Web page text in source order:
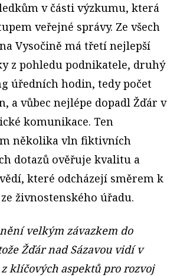
v části výzkumu, která
veřejné správy. Ze všech
Vysočině má třetí nejlepší
z pohledu podnikatele, druhý
úředních hodin, tedy počet
a vůbec nejlépe dopadl Žďár v
komunikace. Ten
několika vln fiktivních
dotazů ověřuje kvalitu a
které odcházejí směrem k
živnostenského úřadu.
velkým závazkem do
Žďár nad Sázavou vidí v
klíčových aspektů pro rozvoj